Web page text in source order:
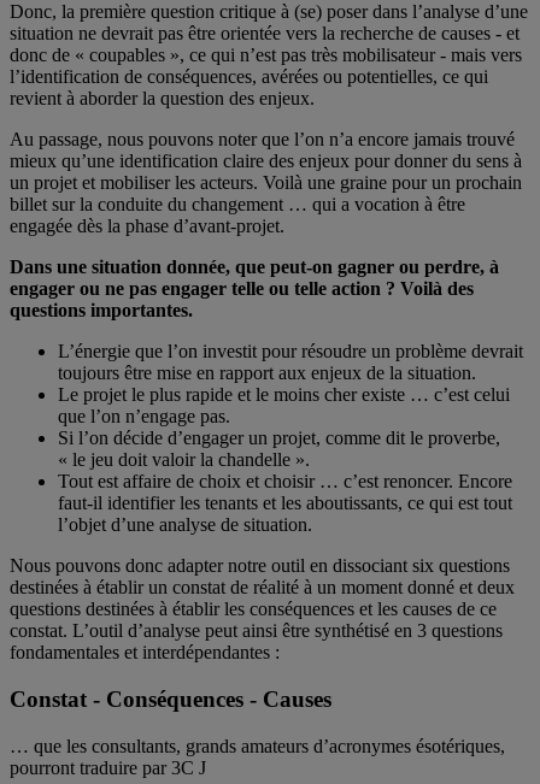
Donc, la première question critique à (se) poser dans l’analyse d’une
situation ne devrait pas être orientée vers la recherche de causes - et
donc de « coupables », ce qui n’est pas très mobilisateur - mais vers
l’identification de conséquences, avérées ou potentielles, ce qui
revient à aborder la question des enjeux.
Au passage, nous pouvons noter que l’on n’a encore jamais trouvé
mieux qu’une identification claire des enjeux pour donner du sens à
un projet et mobiliser les acteurs. Voilà une graine pour un prochain
billet sur la conduite du changement … qui a vocation à être
engagée dès la phase d’avant-projet.
Dans une situation donnée, que peut-on gagner ou perdre, à
engager ou ne pas engager telle ou telle action ? Voilà des
questions importantes.
L’énergie que l’on investit pour résoudre un problème devrait
toujours être mise en rapport aux enjeux de la situation.
Le projet le plus rapide et le moins cher existe … c’est celui
que l’on n’engage pas.
Si l’on décide d’engager un projet, comme dit le proverbe,
« le jeu doit valoir la chandelle ».
Tout est affaire de choix et choisir … c’est renoncer. Encore
faut-il identifier les tenants et les aboutissants, ce qui est tout
l’objet d’une analyse de situation.
Nous pouvons donc adapter notre outil en dissociant six questions
destinées à établir un constat de réalité à un moment donné et deux
questions destinées à établir les conséquences et les causes de ce
constat. L’outil d’analyse peut ainsi être synthétisé en 3 questions
fondamentales et interdépendantes :
Constat - Conséquences - Causes
… que les consultants, grands amateurs d’acronymes ésotériques,
pourront traduire par 3C J